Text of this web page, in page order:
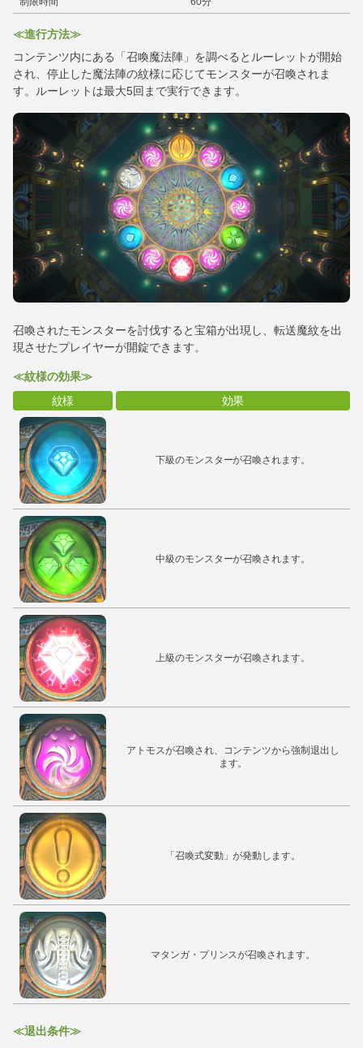
≪進行方法≫
コンテンツ内にある「召喚魔法陣」を調べるとルーレットが開始
され、停止した魔法陣の紋様に応じてモンスターが召喚されま
す。ルーレットは最大5回まで実行できます。
召喚されたモンスターを討伐すると宝箱が出現し、転送魔紋を出
現させたプレイヤーが開錠できます。
≪紋様の効果≫
紋様
効果
下級のモンスターが召喚されます。
中級のモンスターが召喚されます。
上級のモンスターが召喚されます。
アトモスが召喚され、コンテンツから強制退出し
ます。
「召喚式変動」が発動します。
マタンガ・プリンスが召喚されます。
≪退出条件≫